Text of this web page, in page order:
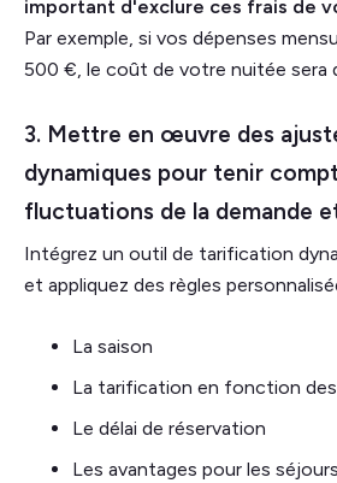
important d'exclure ces frais de
Par exemple, si vos dépenses
500 €, le coût de votre nuitée sera
3. Mettre en œuvre des
dynamiques pour tenir
fluctuations de la demande
Intégrez un outil de tarification
et appliquez des règles
La saison
La tarification en fonction
Le délai de réservation
Les avantages pour les